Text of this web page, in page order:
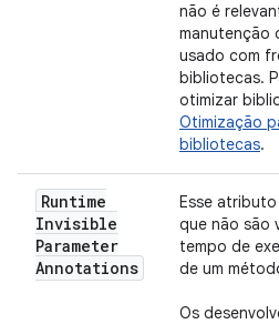
não é
manutenção
usado com
bibliotecas.
otimizar
Otimização
bibliotecas.
Runtime
Invisible
Parameter
Annotations
Esse
que não são
tempo de
de um
Os